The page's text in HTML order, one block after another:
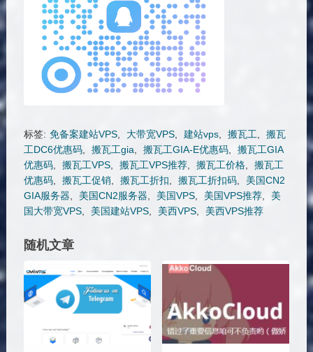
标签: 免备案建站VPS, 大带宽VPS, 建站vps, 搬瓦工
搬瓦
工DC6优惠码, 搬瓦工gia 搬瓦工GIA-E优惠码,
搬瓦工GIA
优惠码, 搬瓦工VPS, 搬瓦工VPS推荐, 搬瓦工价格,
搬瓦工
优惠码, 搬瓦工促销, 搬瓦工折扣 搬瓦工折扣码,
美国CN2
GIA服务器
美国CN2服务器 美国VPS, 美国VPS推荐,
美
国大带宽VPS, 美国建站VPS, 美西VPS, 美西VPS推荐
随机文章